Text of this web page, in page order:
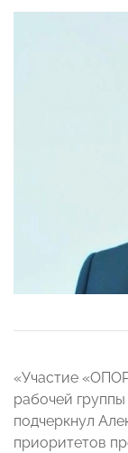
«Участие
рабочей
подчеркнул
приоритетов